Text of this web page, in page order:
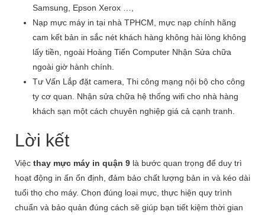
Samsung, Epson Xerox …,
Nạp mực máy in tại nhà TPHCM, mực nạp chính hãng
cam kết bản in sắc nét khách hàng không hài lòng không
lấy tiền, ngoài Hoàng Tiến Computer Nhận Sửa chữa
ngoài giờ hành chính.
Tư Vấn Lắp đặt camera, Thi công mạng nội bộ cho công
ty cơ quan. Nhận sửa chữa hệ thống wifi cho nhà hàng
khách sạn một cách chuyên nghiệp giá cả cạnh tranh.
Lời kết
Việc thay mực máy in quận 9 là bước quan trọng để duy trì
hoạt động in ấn ổn định, đảm bảo chất lượng bản in và kéo dài
tuổi thọ cho máy. Chọn đúng loại mực, thực hiện quy trình
chuẩn và bảo quản đúng cách sẽ giúp bạn tiết kiệm thời gian